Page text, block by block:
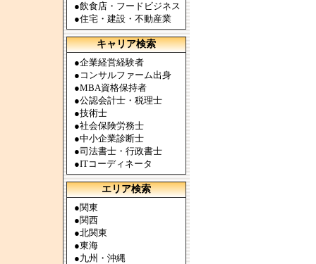
●飲食店・フードビジネス
●住宅・建設・不動産業
キャリア検索
●企業経営経験者
● コンサルファーム出身
●MBA資格保持者
●公認会計士・税理士
●技術士
●社会保険労務士
●中小企業診断士
●司法書士・行政書士
●ITコーディネータ
エリア検索
●関東
●関西
●北関東
●東海
●九州・沖縄